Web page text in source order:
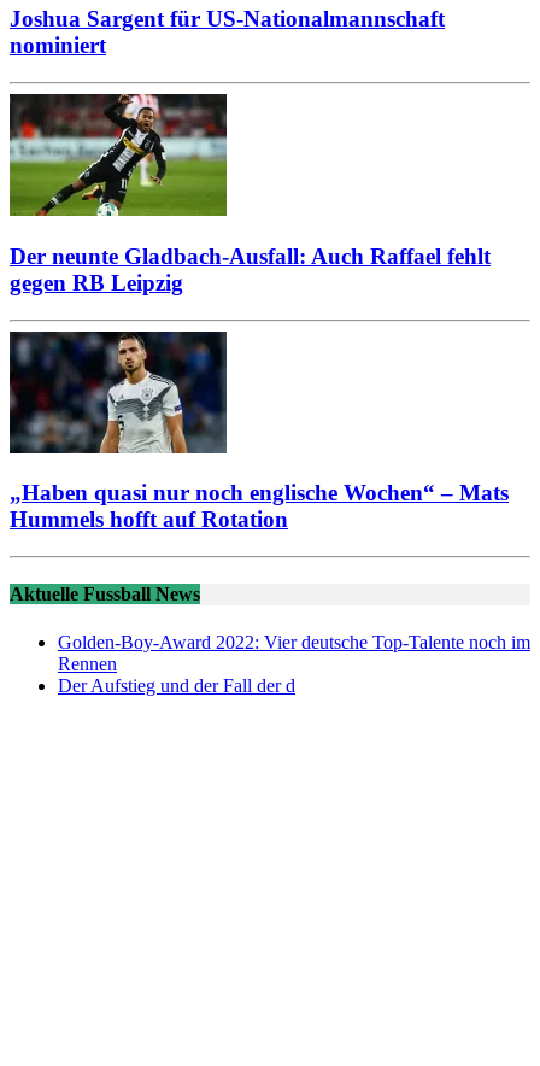
Joshua Sargent für US-Nationalmannschaft
nominiert
Der neunte Gladbach-Ausfall: Auch Raffael fehlt
gegen RB Leipzig
„Haben quasi nur noch englische Wochen“ – Mats
Hummels hofft auf Rotation
Aktuelle Fussball News
Golden-Boy-Award 2022: Vier deutsche Top-Talente noch im
Rennen
Der Aufstieg und der Fall der d